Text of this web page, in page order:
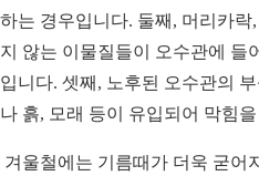
는 경우입니다. 둘째, 머리카
않는 이물질들이 오수관에 들
니다. 셋째, 노후된 오수관의
흙, 모래 등이 유입되어 막힘
겨울철에는 기름때가 더욱 굳어